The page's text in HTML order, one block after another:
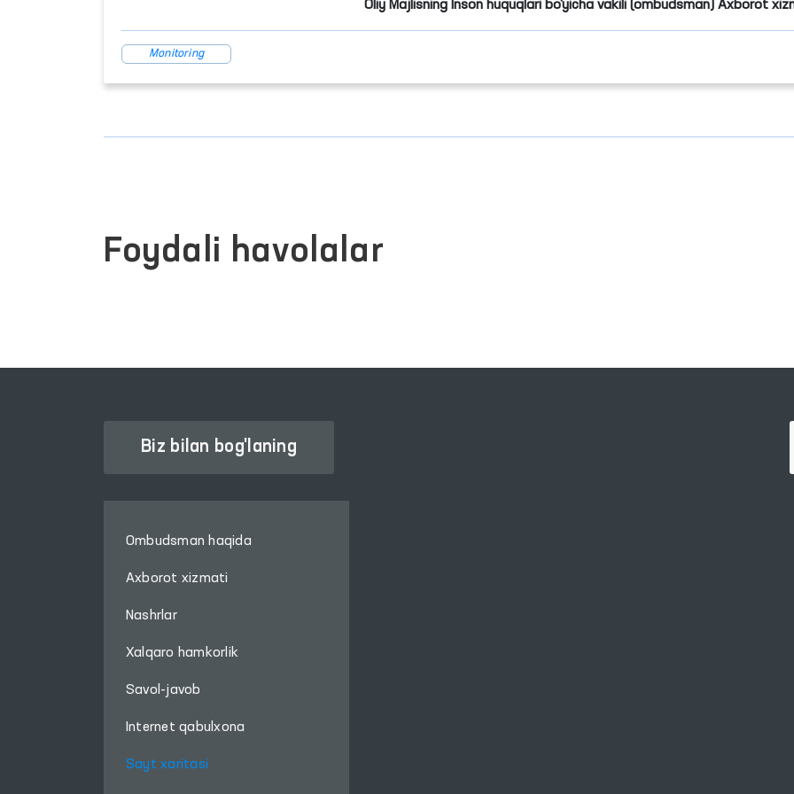
Oliy Majlisning Inson huquqlari bo‘yicha vakili (ombudsman) Axborot
Monitoring
Foydali havolalar
Biz bilan bog'laning
Ombudsman haqida
Axborot xizmati
Nashrlar
Xalqaro hamkorlik
Savol-javob
Internet qabulxona
Sayt xaritasi